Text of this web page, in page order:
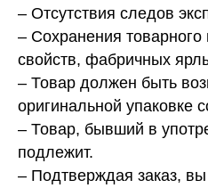
– Отсутствия следов
– Сохранения товарного
свойств, фабричных
– Товар должен быть
оригинальной упаковке
– Товар, бывший в
подлежит.
– Подтверждая заказ,